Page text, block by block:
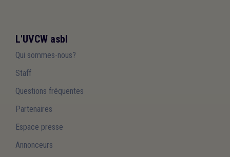
L'UVCW asbl
Qui sommes-nous?
Staff
Questions fréquentes
Partenaires
Espace presse
Annonceurs